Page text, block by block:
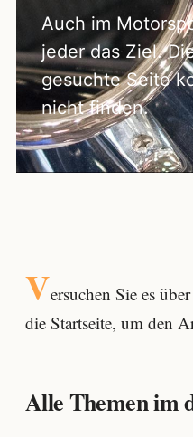
Auch im
jeder das Ziel.
gesuchte Seite
nicht finden.
Versuchen Sie es
die Startseite, um den
Alle Themen im